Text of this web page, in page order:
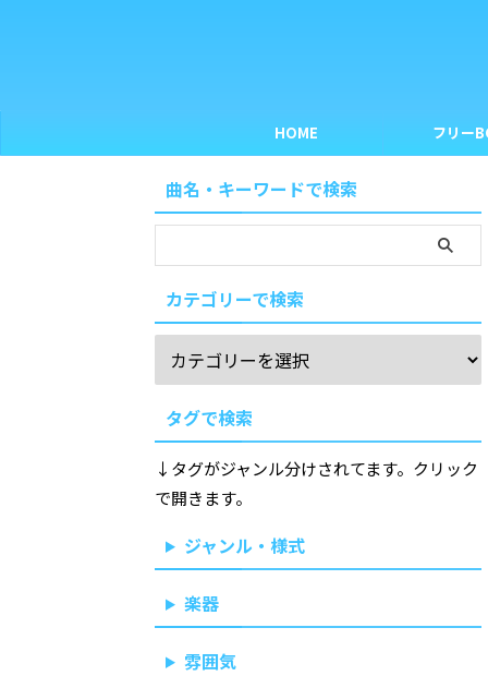
HOME フリー
曲名・キーワードで検索
カテゴリーで検索
タグで検索
↓タグがジャンル分けされてます。クリック
で開きます。
ジャンル・様式
楽器
雰囲気